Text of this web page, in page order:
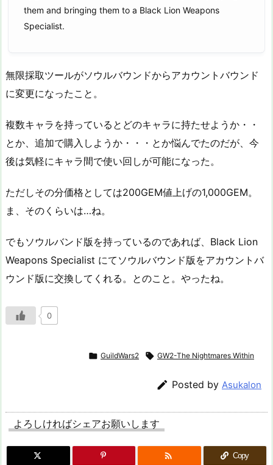
them and bringing them to a Black Lion Weapons
Specialist.
無限採取ツールがソウルバウンドからアカウントバウンド
に変更になったこと。
複数キャラを持っているとどのキャラに持たせようか・・
とか、追加で購入しようか・・・とか悩んでたのだが、今
後は気軽にキャラ間で使い回しが可能になった。
ただしその分価格としては200GEM値上げの1,000GEM。
ま、そのくらいは…ね。
でもソウルバンド版を持っているのであれば、Black Lion
Weapons Specialist にてソウルバウンド版をアカウントバ
ウンド版に交換してくれる。とのこと。やったね。
0
 GuildWars2  GW2-The Nightmares Within
 Posted by Asukalon
よろしければシェアお願いします
 Copy